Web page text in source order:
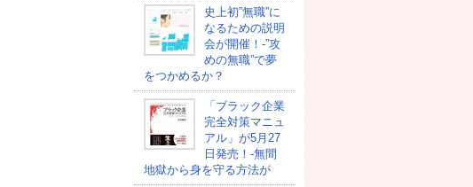
史上初”無職”に
なるための説明
会が開催！-”攻
めの無職”で夢
をつかめるか？
「ブラック企業
完全対策マニュ
アル」が5月27
日発売！-無間
地獄から身を守る方法が